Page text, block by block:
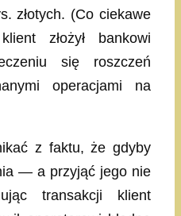
złotych. (Co ciekawe
złożył bankowi
się roszczeń
operacjami na
z faktu, że gdyby
— a przyjąć jego nie
transakcji klient